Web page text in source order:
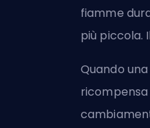
fiamme
più piccola.
Quando